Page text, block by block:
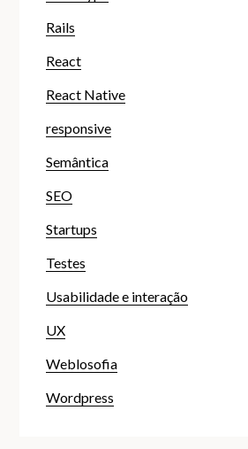
Rails
React
React Native
responsive
Semântica
SEO
Startups
Testes
Usabilidade e interação
UX
Weblosofia
Wordpress